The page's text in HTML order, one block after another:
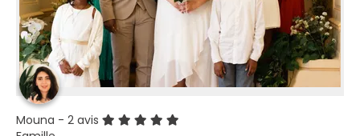
Mouna - 2 avis